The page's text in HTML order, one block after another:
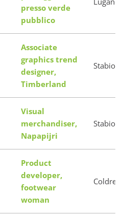
presso verde
pubblico
Associate
graphics trend
designer,
Timberland
Stabio
Visual
merchandiser,
Napapijri
Stabio
Product
developer,
footwear
woman